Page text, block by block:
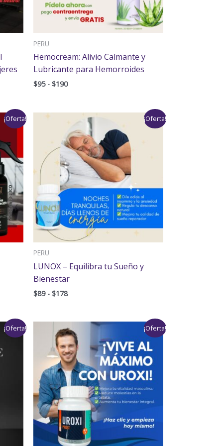
PERU
Hemocream: Alivio Calmante y
Lubricante para Hemorroides
$95 - $190
¡Oferta! ¡Oferta!
PERU
LUNOX – Equilibra tu Sueño y
Bienestar
$89 - $178
Rango
de
precios:
desde
$89
hasta
$178
¡Oferta! ¡Oferta!
Rango
de
precios:
desde
$89
hasta
$178